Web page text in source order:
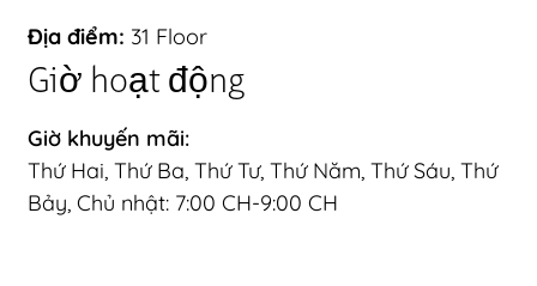
Địa điểm: 31 Floor
Giờ hoạt động
Giờ khuyến mãi:
Thứ Hai, Thứ Ba, Thứ Tư, Thứ Năm, Thứ Sáu, Thứ
Bảy, Chủ nhật: 7:00 CH-9:00 CH